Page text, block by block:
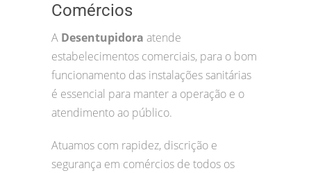
Comércios
A Desentupidora atende
estabelecimentos comerciais, para o bom
funcionamento das instalações sanitárias
é essencial para manter a operação e o
atendimento ao público.
Atuamos com rapidez, discrição e
segurança em comércios de todos os